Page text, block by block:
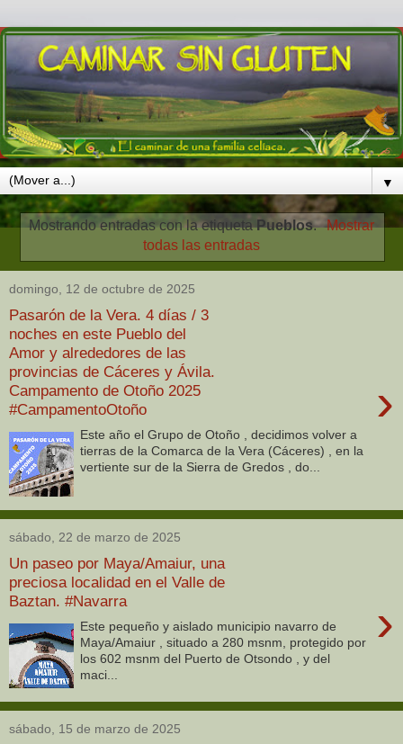
▼
Mostrando entradas con la etiquetaPueblos. Mostrar
todas las entradas
domingo, 12 de octubre de 2025
Pasarón de la Vera. 4 días / 3
noches en este Pueblo del
Amor y alrededores de las
provincias de Cáceres y Ávila.
Campamento de Otoño 2025
#CampamentoOtoño
›
Este año el Grupo de Otoño , decidimos volver a
tierras de la Comarca de la Vera (Cáceres) , en la
vertiente sur de la Sierra de Gredos , do...
sábado, 22 de marzo de 2025
Un paseo por Maya/Amaiur, una
preciosa localidad en el Valle de
Baztan. #Navarra
›
Este pequeño y aislado municipio navarro de
Maya/Amaiur , situado a 280 msnm, protegido por
los 602 msnm del Puerto de Otsondo , y del
maci...
sábado, 15 de marzo de 2025